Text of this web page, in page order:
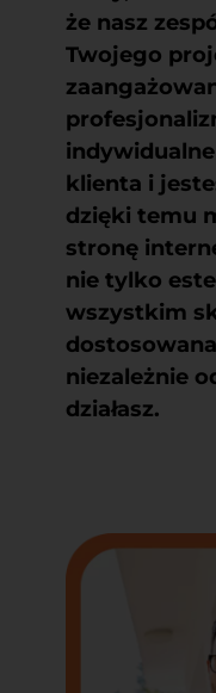
że nasz
Twojego
klienta i
dzięki temu
stronę
nie tylko
wszystkim
niezależnie
działasz.